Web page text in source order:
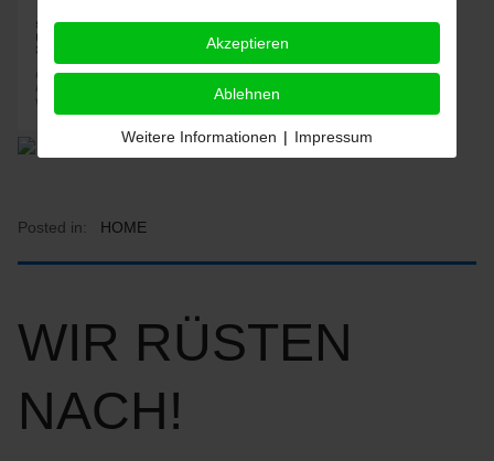
Posted in: HOME
WIR RÜSTEN
NACH!
Akzeptieren
Ablehnen
Weitere Informationen | Impressum